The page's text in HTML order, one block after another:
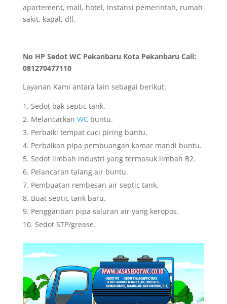
apartement, mall, hotel, instansi pemerintah, rumah
sakit, kapal, dll.
No HP Sedot WC Pekanbaru Kota Pekanbaru Call:
081270477110
Layanan Kami antara lain sebagai berikut:
Sedot bak septic tank.
Melancarkan WCbuntu.
Perbaiki tempat cuci piring buntu.
Perbaikan pipa pembuangan kamar mandi buntu.
Sedot limbah industri yang termasuk limbah B2.
Pelancaran talang air buntu.
Pembuatan rembesan air septic tank.
Buat septic tank baru.
Penggantian pipa saluran air yang keropos.
Sedot STP/grease.